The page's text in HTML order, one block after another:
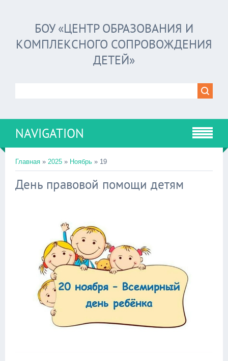
БОУ «ЦЕНТР ОБРАЗОВАНИЯ И
КОМПЛЕКСНОГО СОПРОВОЖДЕНИЯ
ДЕТЕЙ»
NAVIGATION
Главная » 2025 » Ноябрь » 19
День правовой помощи детям